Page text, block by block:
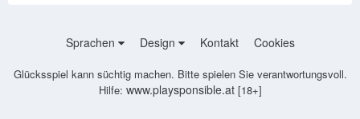
Sprachen Design Kontakt Cookies
Glücksspiel kann süchtig machen. Bitte spielen Sie verantwortungsvoll.
Hilfe: www.playsponsible.at[18+]